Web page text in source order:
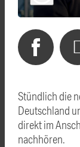
Stündlich die
Deutschland
direkt im
nachhören.